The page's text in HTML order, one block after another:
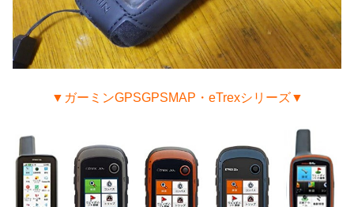
▼ガーミンGPSGPSMAP・eTrexシリーズ▼